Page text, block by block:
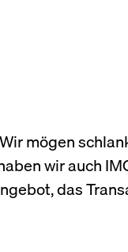
mögen
wir auch
das